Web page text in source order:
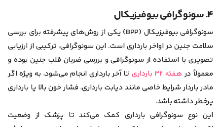
۴. سونوگرافی بیوفیزیکال
سونوگرافی بیوفیزیکال (BPP) یکی از روش‌های پیشرفته برای بررسی
سلامت جنین در اواخر بارداری است. این سونوگرافی، ترکیبی از ارزیابی
تصویری با استفاده از سونوگرافی و بررسی ضربان قلب جنین بوده و
معمولاً در هفته‌ ۳۲ بارداری
تا آخر بارداری انجام می‌شود، به‌ ویژه اگر
مادر باردار شرایط خاصی مانند دیابت بارداری، فشار خون بالا یا بارداری
پرخطر داشته باشد.
این نوع سونوگرافی بارداری کمک می‌کند تا پزشک از وضعیت